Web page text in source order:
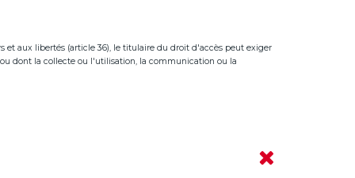
et aux libertés (article 36), le titulaire du droit d'accès peut exiger
dont la collecte ou l'utilisation, la communication ou la